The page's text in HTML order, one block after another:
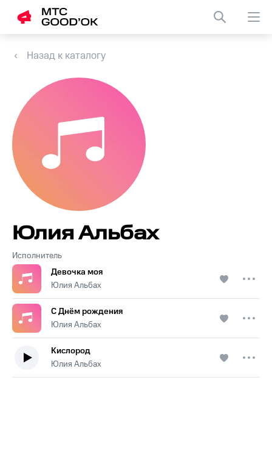
Назад к каталогу
Исполнитель
Юлия Альбах
Девочка моя
Юлия Альбах
С Днём рождения
Юлия Альбах
Кислород
Юлия Альбах